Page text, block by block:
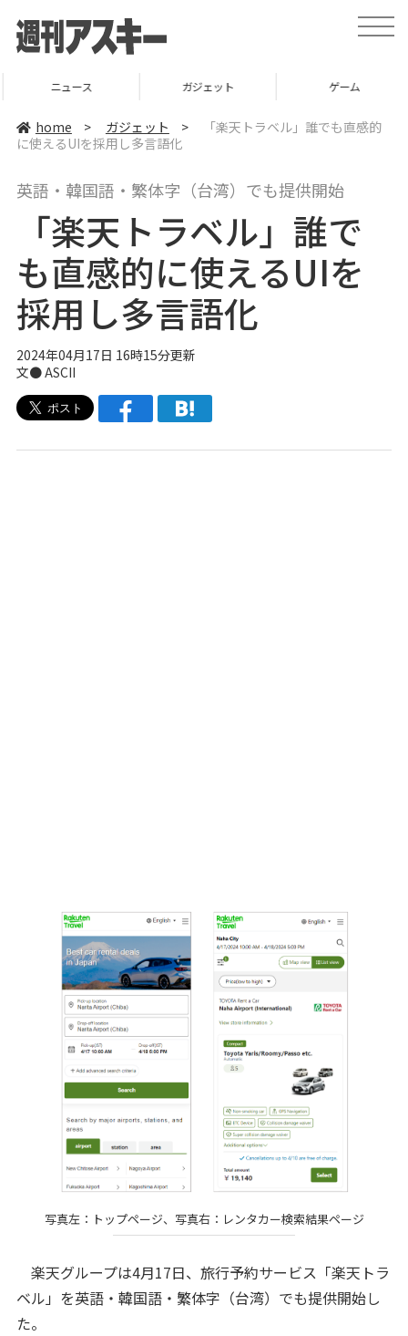
t
o
a
v
ニュース ガジェット ゲーム
home > ガジェット >
「楽天トラベル」誰でも直感的
に使えるUIを採用し多言語化
英語・韓国語・繁体字（台湾）でも提供開始
「楽天トラベル」誰で
も直感的に使えるUIを
採用し多言語化
2024年04月17日 16時15分更新
文● ASCII
写真左：トップページ、写真右：レンタカー検索結果ページ
楽天グループは4月17日、旅行予約サービス「楽天トラ
ベル」を英語・韓国語・繁体字（台湾）でも提供開始し
た。